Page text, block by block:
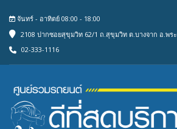
จันทร์ - อาทิตย์ 08:00 - 18:00
2108 ปากซอยสุขุมวิท 62/1 ถ.สุขุมวิท ต.บางจาก อ.พร
02-333-1116